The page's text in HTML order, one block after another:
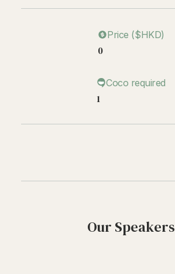
Price ($HKD)
0
Coco required
1
Our Speakers